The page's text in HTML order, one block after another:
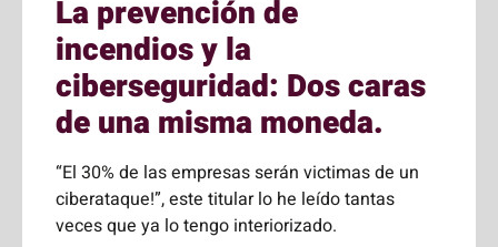
La prevención de
incendios y la
ciberseguridad: Dos caras
de una misma moneda.
“El 30% de las empresas serán victimas de un
ciberataque!”, este titular lo he leído tantas
veces que ya lo tengo interiorizado.